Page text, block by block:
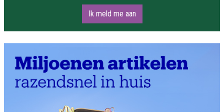
Ik meld me aan